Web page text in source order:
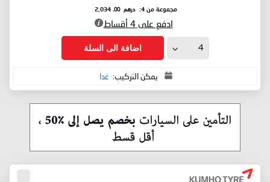
مجموعة من 4: درهم 2,034
.00
ادفع على 4 أقساط
اضافة الى السلة
يمكن التركيب: غدا